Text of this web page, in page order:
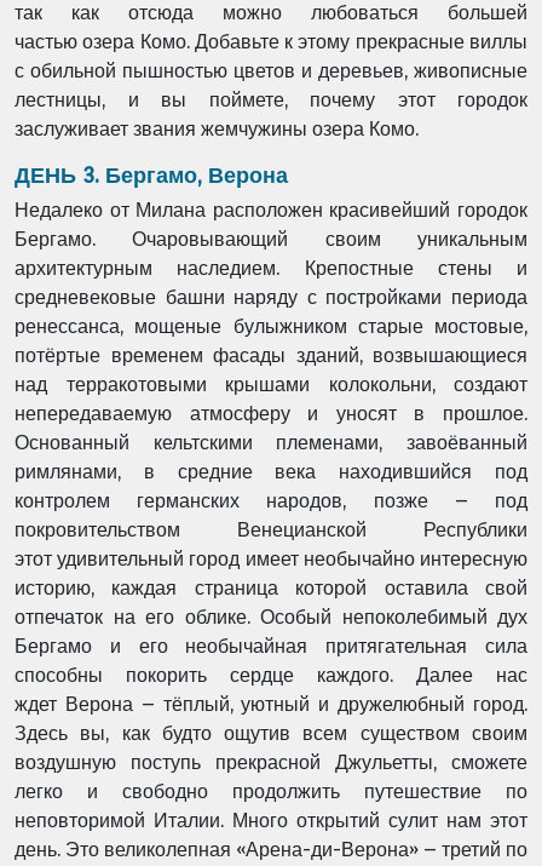
так как отсюда можно любоваться большей
частьюозера Комо. Добавьте к этому прекрасные виллы
с обильной пышностью цветов и деревьев, живописные
лестницы, и вы поймете, почему этот городок
заслуживает звания жемчужины озера Комо.
ДЕНЬ 3. Бергамо, Верона
Недалеко от Милана расположен красивейший городок
Бергамо. Очаровывающий своим уникальным
архитектурным наследием. Крепостные стены и
средневековые башни наряду с постройками периода
ренессанса, мощеные булыжником старые мостовые,
потёртые временем фасады зданий, возвышающиеся
над терракотовыми крышами колокольни, создают
непередаваемую атмосферу и уносят в прошлое.
Основанный кельтскими племенами, завоёванный
римлянами, в средние века находившийся под
контролем германских народов, позже – под
покровительством Венецианской Республики
этотудивительный город имеет необычайно интересную
историю, каждая страница которой оставила свой
отпечаток на его облике. Особый непоколебимый дух
Бергамо и его необычайная притягательная сила
способны покорить сердце каждого. Далее нас
ждет Верона – тёплый, уютный и дружелюбный город.
Здесь вы, как будто ощутив всем существом своим
воздушную поступь прекрасной Джульетты, сможете
легко и свободно продолжить путешествие по
неповторимой Италии. Много открытий сулит нам этот
день. Это великолепная «Арена-ди-Верона» – третий по